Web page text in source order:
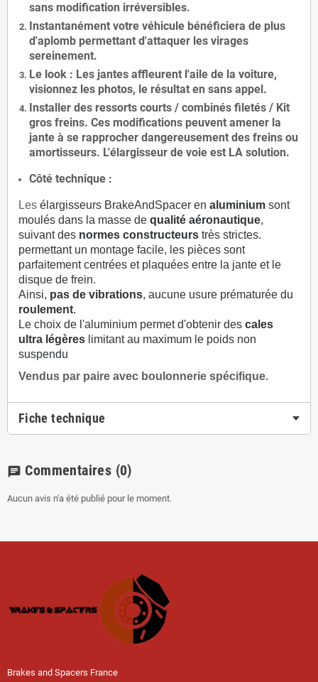
sans modification irréversibles.
Instantanément votre véhicule bénéficiera de plus
d'aplomb permettant d'attaquer les virages
sereinement.
Le look : Les jantes affleurent l'aile de la voiture,
visionnez les photos, le résultat en sans appel.
Installer des ressorts courts / combinés filetés / Kit
gros freins. Ces modifications peuvent amener la
jante à se rapprocher dangereusement des freins ou
amortisseurs. L'élargisseur de voie est LA solution.
Côté technique :
Les élargisseurs BrakeAndSpacer en aluminium sont
moulés dans la masse de qualité aéronautique,
suivant des normes constructeurs très strictes.
permettant un montage facile, les pièces sont
parfaitement centrées et plaquées entre la jante et le
disque de frein.
Ainsi, pas de vibrations, aucune usure prématurée du
roulement.
Le choix de l'aluminium permet d'obtenir des cales
ultra légères limitant au maximum le poids non
suspendu
Vendus par paire avec boulonnerie spécifique.
Fiche technique
chat Commentaires (0)
Aucun avis n'a été publié pour le moment.
Brakes and Spacers France